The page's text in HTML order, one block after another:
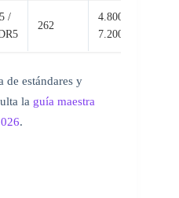
/
262
4.800 –
7.200 MHz
de estándares y
la guía maestra
.